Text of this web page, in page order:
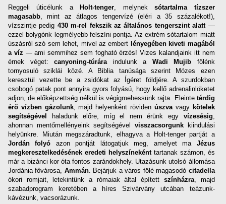
Reggeli úticélunk aHolt-tenger , melyneksótartalma tízszer
magasabb , mint az átlagos tengervízé (eléri a 35 százalékot!),
vízszintje pedig 430 m-rel fekszik az általános tengerszint alatt —
ezzel bolygónk legmélyebb felszíni pontja. Az extrém sótartalom miatt
úszásról szó sem lehet, mivel az embert lényegében kiveti magából
a víz — ami semmihez sem fogható érzés! Vizes kalandjaink itt nem
érnek véget:canyoning-túrára indulunk a Wadi Mujib fölénk
tornyosuló sziklái közé. A Biblia tanúsága szerint Mózes ezen
keresztül vezette be a zsidókat az Ígéret földjére. A szurdokban
csobogó patak pont annyira gyors folyású, hogy kellő adrenalinlöketet
adjon, de előképzettség nélkül is végigmehessünk rajta. Eleinte térdig
érő vízben gázolunk, majd helyenként röviden úszvavagy kötelek
segítségével haladunk előre, míg el nem érünk egy vízesésig
ahonnan mentőmellényeink segítségével visszacsorgunkkiindulási
helyünkre. Miután megszáradtunk, elhagyva a Holt-tenger partját a
Jordán folyó azon pontját látogatjuk meg, amelyet ma Jézus
megkeresztelkedésének eredeti helyszínekénttartanak számon, és
már a bizánci kor óta fontos zarándokhely. Utazásunk utolsó állomása
Jordánia fővárosa, Ammán. Bejárjuk a város fölé magasodó citadella
ókori romjait, letekintünk a rómaiak által épített színházra, majd
szabadprogram keretében a híres Szivárvány utcában teázunk-
kávézunk, vacsorázunk.